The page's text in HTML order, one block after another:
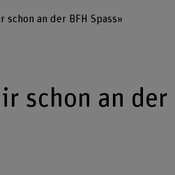
schon an der BFH Spass»
schon an der